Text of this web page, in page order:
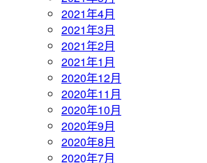
2021年4月
2021年3月
2021年2月
2021年1月
2020年12月
2020年11月
2020年10月
2020年9月
2020年8月
2020年7月